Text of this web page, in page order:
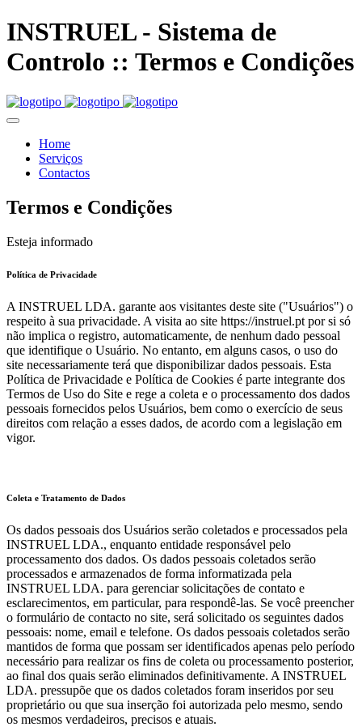
INSTRUEL - Sistema de
Controlo :: Termos e Condições
Home
Serviços
Contactos
Termos e Condições
Esteja informado
Política de Privacidade
A INSTRUEL LDA. garante aos visitantes deste site ("Usuários") o
respeito à sua privacidade. A visita ao site https://instruel.pt por si só
não implica o registro, automaticamente, de nenhum dado pessoal
que identifique o Usuário. No entanto, em alguns casos, o uso do
site necessariamente terá que disponibilizar dados pessoais. Esta
Política de Privacidade e Política de Cookies é parte integrante dos
Termos de Uso do Site e rege a coleta e o processamento dos dados
pessoais fornecidos pelos Usuários, bem como o exercício de seus
direitos com relação a esses dados, de acordo com a legislação em
vigor.
Coleta e Tratamento de Dados
Os dados pessoais dos Usuários serão coletados e processados pela
INSTRUEL LDA., enquanto entidade responsável pelo
processamento dos dados. Os dados pessoais coletados serão
processados e armazenados de forma informatizada pela
INSTRUEL LDA. para gerenciar solicitações de contato e
esclarecimentos, em particular, para respondê-las. Se você preencher
o formulário de contacto no site, será solicitado os seguintes dados
pessoais: nome, email e telefone. Os dados pessoais coletados serão
mantidos de forma que possam ser identificados apenas pelo período
necessário para realizar os fins de coleta ou processamento posterior,
ao final dos quais serão eliminados definitivamente. A INSTRUEL
LDA. pressupõe que os dados coletados foram inseridos por seu
proprietário ou que sua inserção foi autorizada pelo mesmo, sendo
os mesmos verdadeiros, precisos e atuais.